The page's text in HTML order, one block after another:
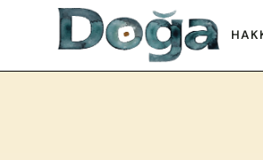
İçeriğe geç